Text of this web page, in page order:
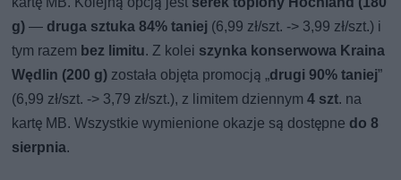
g) — druga sztuka 84% taniej (6,99 zł/szt. -> 3,99 zł/szt.) i
tym razem bez limitu. Z kolei szynka konserwowa Kraina
Wędlin (200 g) została objęta promocją „drugi 90% taniej”
(6,99 zł/szt. -> 3,79 zł/szt.), z limitem dziennym4 szt. na
kartę MB. Wszystkie wymienione okazje są dostępne do 8
sierpnia.